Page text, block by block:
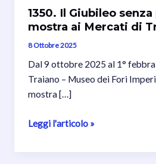
1350. Il Giubileo senza
mostra ai Mercati di
8 Ottobre 2025
Dal 9 ottobre 2025 al 1°
Traiano – Museo dei Fori
mostra […]
1350.
Leggi l'articolo »